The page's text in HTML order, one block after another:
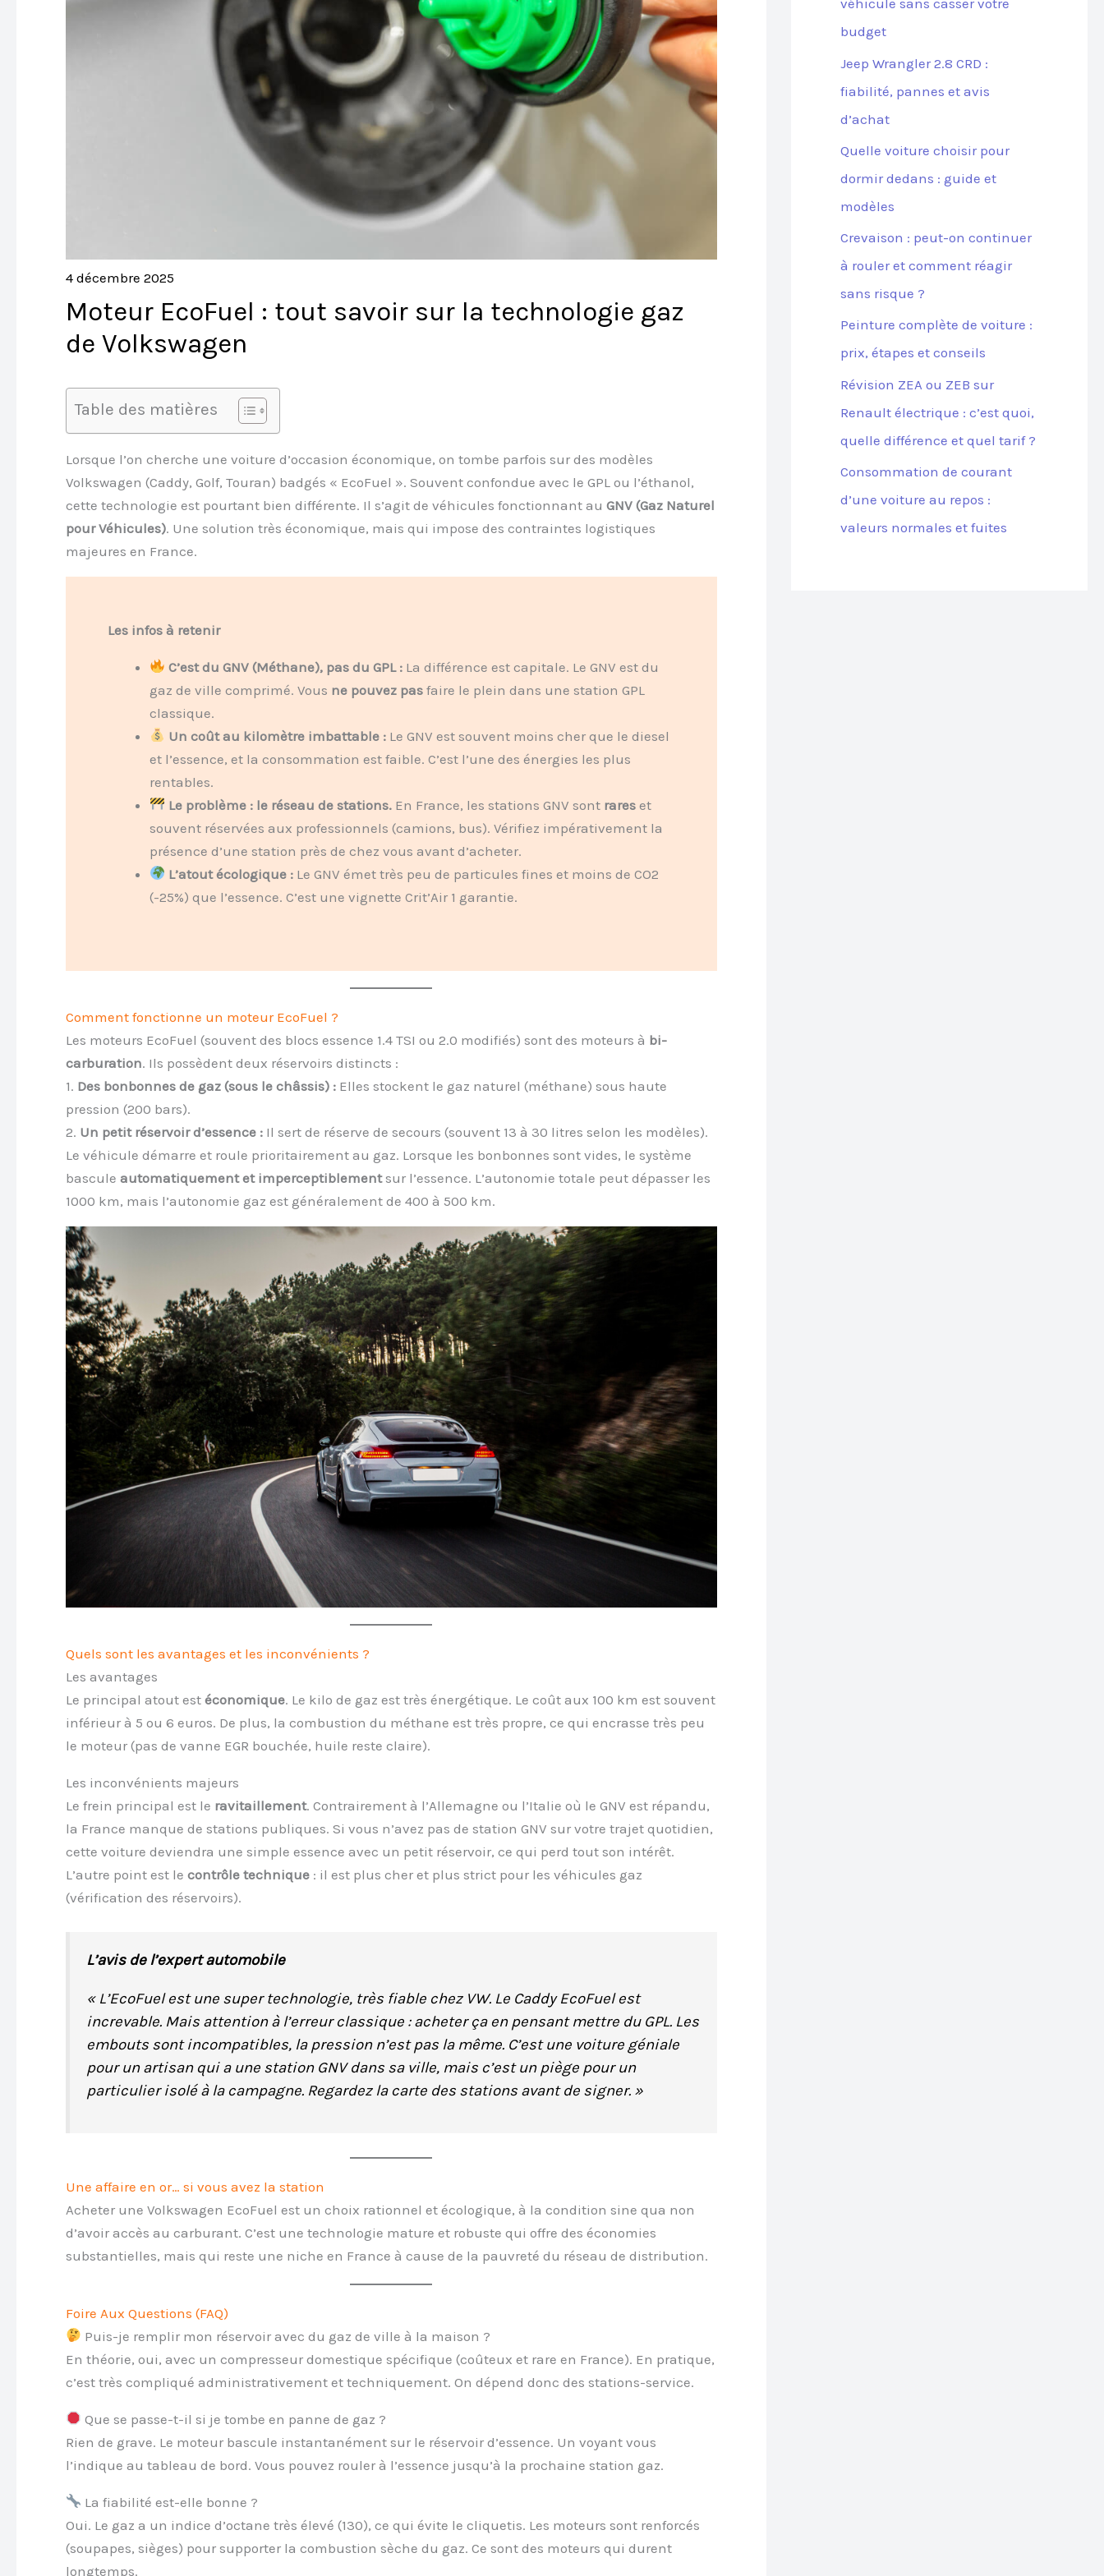
4 décembre 2025
Moteur EcoFuel : tout savoir sur la technologie gaz
de Volkswagen
Table des matières
Lorsque l’on cherche une voiture d’occasion économique, on tombe parfois sur des modèles
Volkswagen (Caddy, Golf, Touran) badgés « EcoFuel ». Souvent confondue avec le GPL ou l’éthanol,
cette technologie est pourtant bien différente. Il s’agit de véhicules fonctionnant au GNV (Gaz Naturel
pour Véhicules). Une solution très économique, mais qui impose des contraintes logistiques
majeures en France.
Les infos à retenir
C’est du GNV (Méthane), pas du GPL : La différence est capitale. Le GNV est du
gaz de ville comprimé. Vous ne pouvez pas faire le plein dans une station GPL
classique.
Un coût au kilomètre imbattable : Le GNV est souvent moins cher que le diesel
et l’essence, et la consommation est faible. C’est l’une des énergies les plus
rentables.
Le problème : le réseau de stations. En France, les stations GNV sont rares et
souvent réservées aux professionnels (camions, bus). Vérifiez impérativement la
présence d’une station près de chez vous avant d’acheter.
L’atout écologique : Le GNV émet très peu de particules fines et moins de CO2
(-25%) que l’essence. C’est une vignette Crit’Air 1 garantie.
Comment fonctionne un moteur EcoFuel ?
Les moteurs EcoFuel (souvent des blocs essence 1.4 TSI ou 2.0 modifiés) sont des moteurs à bi-
carburation. Ils possèdent deux réservoirs distincts :
1. Des bonbonnes de gaz (sous le châssis) : Elles stockent le gaz naturel (méthane) sous haute
pression (200 bars).
2. Un petit réservoir d’essence : Il sert de réserve de secours (souvent 13 à 30 litres selon les modèles).
Le véhicule démarre et roule prioritairement au gaz. Lorsque les bonbonnes sont vides, le système
bascule automatiquement et imperceptiblementsur l’essence. L’autonomie totale peut dépasser les
1000 km, mais l’autonomie gaz est généralement de 400 à 500 km.
Quels sont les avantages et les inconvénients ?
Les avantages
Le principal atout est économique. Le kilo de gaz est très énergétique. Le coût aux 100 km est souvent
inférieur à 5 ou 6 euros. De plus, la combustion du méthane est très propre, ce qui encrasse très peu
le moteur (pas de vanne EGR bouchée, huile reste claire).
Les inconvénients majeurs
Le frein principal est le ravitaillement. Contrairement à l’Allemagne ou l’Italie où le GNV est répandu,
la France manque de stations publiques. Si vous n’avez pas de station GNV sur votre trajet quotidien,
cette voiture deviendra une simple essence avec un petit réservoir, ce qui perd tout son intérêt.
L’autre point est le contrôle technique : il est plus cher et plus strict pour les véhicules gaz
(vérification des réservoirs).
L’avis de l’expert automobile
« L’EcoFuel est une super technologie, très fiable chez VW. Le Caddy EcoFuel est
increvable. Mais attention à l’erreur classique : acheter ça en pensant mettre du GPL. Les
embouts sont incompatibles, la pression n’est pas la même. C’est une voiture géniale
pour un artisan qui a une station GNV dans sa ville, mais c’est un piège pour un
particulier isolé à la campagne. Regardez la carte des stations avant de signer. »
Une affaire en or… si vous avez la station
Acheter une Volkswagen EcoFuel est un choix rationnel et écologique, à la condition sine qua non
d’avoir accès au carburant. C’est une technologie mature et robuste qui offre des économies
substantielles, mais qui reste une niche en France à cause de la pauvreté du réseau de distribution.
Foire Aux Questions (FAQ)
Puis-je remplir mon réservoir avec du gaz de ville à la maison ?
En théorie, oui, avec un compresseur domestique spécifique (coûteux et rare en France). En pratique,
c’est très compliqué administrativement et techniquement. On dépend donc des stations-service.
Que se passe-t-il si je tombe en panne de gaz ?
Rien de grave. Le moteur bascule instantanément sur le réservoir d’essence. Un voyant vous
l’indique au tableau de bord. Vous pouvez rouler à l’essence jusqu’à la prochaine station gaz.
La fiabilité est-elle bonne ?
Oui. Le gaz a un indice d’octane très élevé (130), ce qui évite le cliquetis. Les moteurs sont renforcés
(soupapes, sièges) pour supporter la combustion sèche du gaz. Ce sont des moteurs qui durent
longtemps.
véhicule sans casser votre
budget
Jeep Wrangler 2.8 CRD :
fiabilité, pannes et avis
d’achat
Quelle voiture choisir pour
dormir dedans : guide et
modèles
Crevaison : peut-on continuer
à rouler et comment réagir
sans risque ?
Peinture complète de voiture :
prix, étapes et conseils
Révision ZEA ou ZEB sur
Renault électrique : c’est quoi,
quelle différence et quel tarif ?
Consommation de courant
d’une voiture au repos :
valeurs normales et fuites